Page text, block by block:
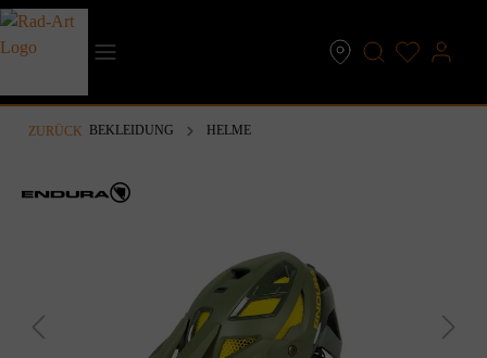
springen
ZURÜCK BEKLEIDUNG HELME